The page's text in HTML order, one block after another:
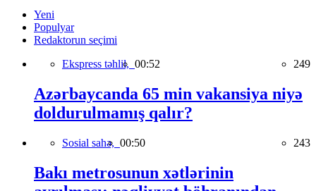
Yeni
Populyar
Redaktorun seçimi
Ekspress təhlil, 00:52 249
Azərbaycanda 65 min vakansiya niyə
doldurulmamış qalır?
Sosial sahə, 00:50 243
Bakı metrosunun xətlərinin